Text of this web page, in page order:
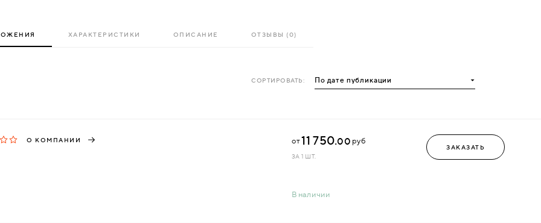
ХАРАКТЕРИСТИКИ ОПИСАНИЕ ОТЗЫВЫ (0)
СОРТИРОВАТЬ:
О КОМПАНИИ
В наличии
от11 750.00 руб
ЗА 1 ШТ.
ЗАКАЗАТЬ